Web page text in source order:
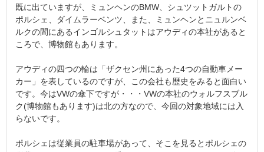
既に出ていますが、ミュンヘンのBMW、シュツットガルトの
ポルシェ、ダイムラーベンツ、また、ミュンヘンとニュルンベ
ルクの間にあるインゴルシュタットはアウディの本社があると
ころで、博物館もあります。
アウディの四つの輪は「ザクセン州にあった4つの自動車メー
カー」を表しているのですが、この会社も歴史をみると面白い
です。今はVWの傘下ですが・・・VWの本社のウォルフスブル
ク(博物館もあります)は北の方なので、今回の対象地域には入
らないです。
ポルシェは従業員の駐車場があって、そこを見るとポルシェの